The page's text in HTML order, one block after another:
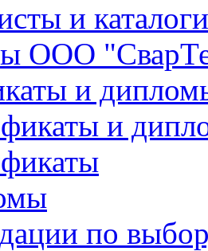
и каталоги
ООО
и
и
по